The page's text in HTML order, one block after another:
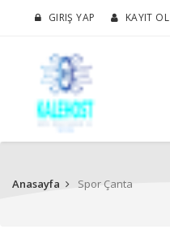
GIRIŞ YAP KAYIT OL
Anasayfa Spor Çanta